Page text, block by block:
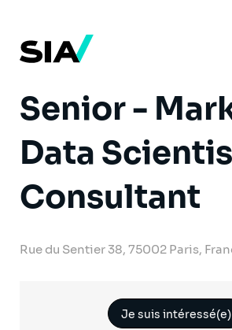
Senior -
Data
Consultant
Rue du Sentier 38, 75002 Paris,
Je suis intéressé(e)